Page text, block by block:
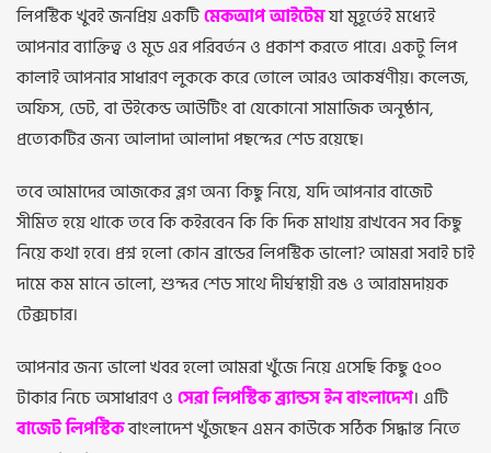
লিপস্টিক খুবই জনপ্রিয় একটিমেকআপ আইটেমযা মুহূর্তেই মধ্যেই
আপনার ব্যাক্তিত্ব ও মুড এর পরিবর্তন ও প্রকাশ কর‍তে পারে। একটু লিপ
কালাই আপনার সাধারণ লুককে করে তোলে আরও আকর্ষণীয়। কলেজ,
অফিস, ডেট, বা উইকেন্ড আউটিং বা যেকোনো সামাজিক অনুষ্ঠান,
প্রত্যেকটির জন্য আলাদা আলাদা পছন্দের শেড রয়েছে।
তবে আমাদের আজকের ব্লগ অন্য কিছু নিয়ে, যদি আপনার বাজেট
সীমিত হয়ে থাকে তবে কি কইরবেন কি কি দিক মাথায় রাখবেন সব কিছু
নিয়ে কথা হবে। প্রশ্ন হলো কোন ব্রান্ডের লিপস্টিক ভালো? আমরা সবাই চাই
দামে কম মানে ভালো, শুন্দর শেড সাথে দীর্ঘস্থায়ী রঙ ও আরামদায়ক
টেক্সচার।
আপনার জন্য ভালো খবর হলো আমরা খুঁজে নিয়ে এসেছি কিছু ৫০০
টাকার নিচে অসাধারণ ওসেরা লিপস্টিক ব্র্যান্ডস ইন বাংলাদেশ। এটি
বাজেট লিপস্টিকবাংলাদেশ খুঁজছেন এমন কাউকে সঠিক সিদ্ধান্ত নিতে